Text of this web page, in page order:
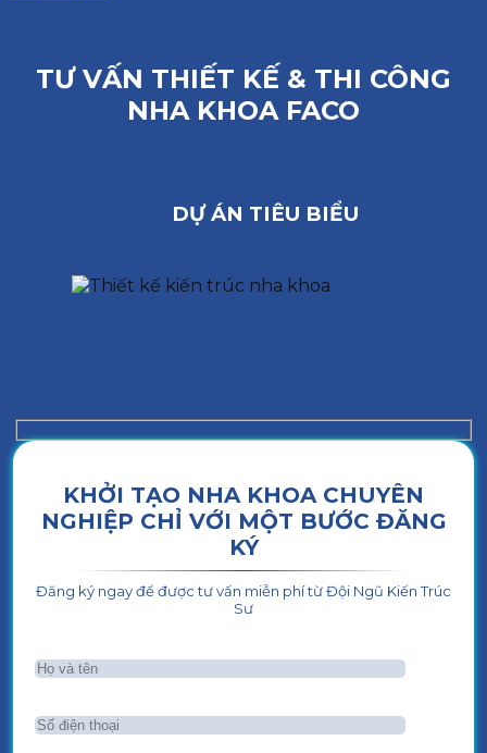
TƯ VẤN THIẾT KẾ & THI CÔNG
NHA KHOA FACO
DỰ ÁN TIÊU BIỂU
KHỞI TẠO NHA KHOA CHUYÊN
NGHIỆP CHỈ VỚI MỘT BƯỚC ĐĂNG
KÝ
Đăng ký ngay để được tư vấn miễn phí từ Đội Ngũ Kiến Trúc
Sư